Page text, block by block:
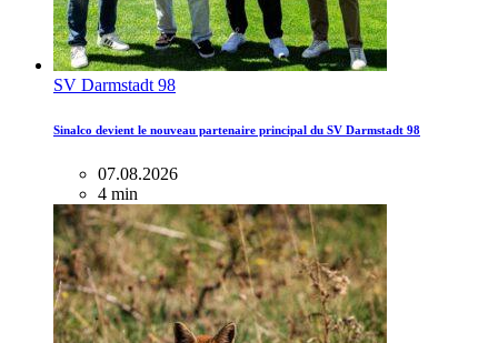
SV Darmstadt 98
Sinalco devient le nouveau partenaire principal du SV Darmstadt 98
07.08.2026
4 min